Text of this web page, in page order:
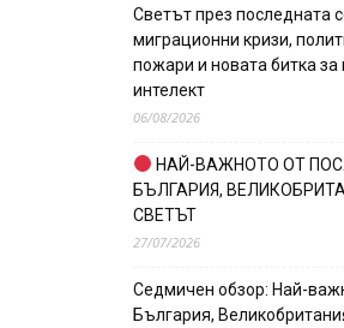
Светът през последната
миграционни кризи,
пожари и новата битка за
интелект
06/08/2026
НАЙ-ВАЖНОТО ОТ
БЪЛГАРИЯ,
СВЕТЪТ
27/07/2026
Седмичен обзор: Най-
България,